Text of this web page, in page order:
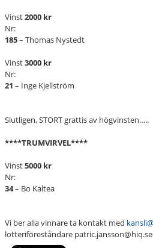
Vinst2000 kr
Nr:
185– Thomas Nystedt
Vinst3000 kr
Nr:
21 – Inge Kjellström
Slutligen, STORT grattis av högvinsten…..
****TRUMVIRVEL****
Vinst5000 kr
Nr:
34– Bo Kaltea
Vi ber alla vinnare ta kontakt med
lotteriföreståndare